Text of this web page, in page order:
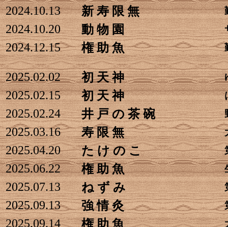
2024.10.13 新 寿 限 無
2024.10.20 動 物 園
2024.12.15 権 助 魚
2025.02.02 初 天 神
2025.02.15 初 天 神
2025.02.24 井 戸 の 茶 碗
2025.03.16 寿 限 無
2025.04.20 た け の こ
2025.06.22 権 助 魚
2025.07.13 ね ず み
2025.09.13 強 情 灸
2025.09.14 権 助 魚